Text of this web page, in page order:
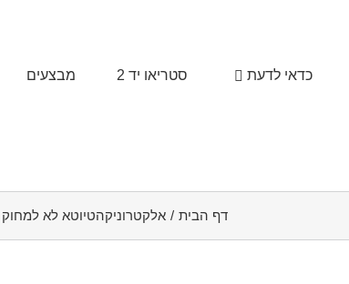
כדאי לדעת סטריאו יד 2 מבצעים
דף הבית / אלקטרוניקהטיוטא לא למחוק